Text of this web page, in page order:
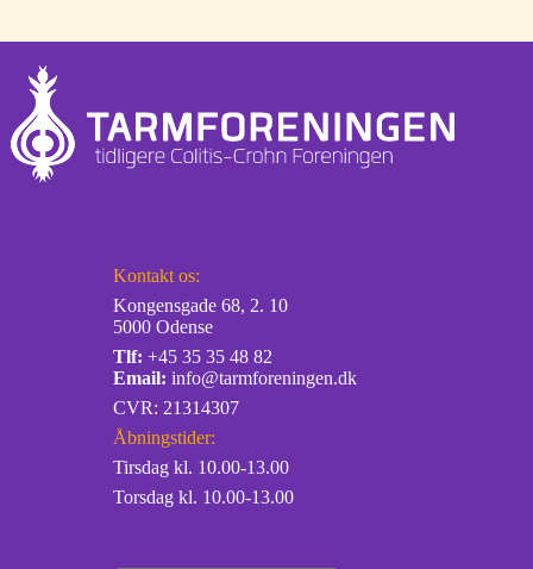
Kontakt os:
Kongensgade 68, 2. 10
5000 Odense
Tlf: +45 35 35 48 82
Email: info@tarmforeningen.dk
CVR: 21314307
Åbningstider:
Tirsdag kl. 10.00-13.00
Torsdag kl. 10.00-13.00